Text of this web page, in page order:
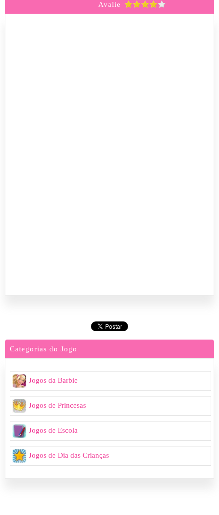
Avalie
Categorias do Jogo
Jogos da Barbie
Jogos de Princesas
Jogos de Escola
Jogos de Dia das Crianças